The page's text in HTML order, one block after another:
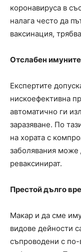
коронавируса в
налага често да
ваксинация,
Отслабен
Експертите
нискоефективна
автоматично ги
заразяване. По
на хората с
заболявания
реваксинират.
Престой дълго
Макар и да сме
видове дейности
съпроводени с по-